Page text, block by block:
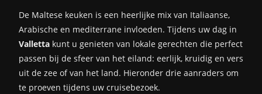
De Maltese keuken is een heerlijke mix van Italiaanse,
Arabische en mediterrane invloeden. Tijdens uw dag in
Valletta kunt u genieten van lokale gerechten die perfect
passen bij de sfeer van het eiland: eerlijk, kruidig en vers
uit de zee of van het land. Hieronder drie aanraders om
te proeven tijdens uw cruisebezoek.